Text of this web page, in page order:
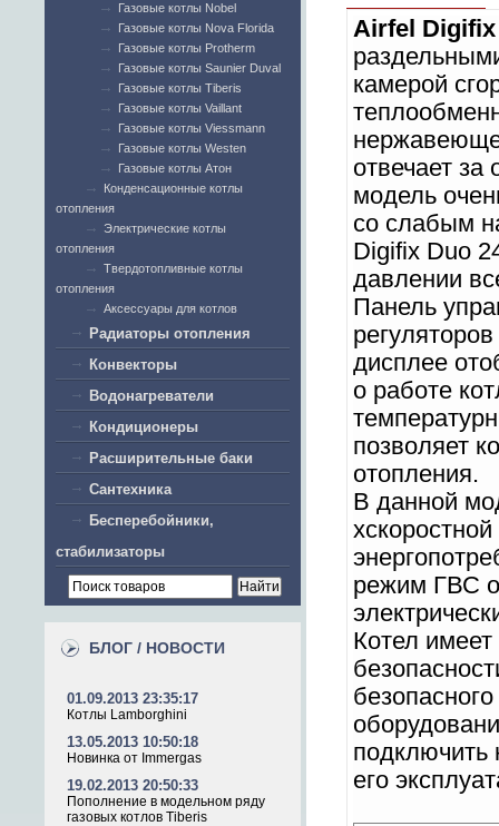
Газовые котлы Nobel
Газовые котлы Nova Florida
Газовые котлы Protherm
Газовые котлы Saunier Duval
Газовые котлы Tiberis
Газовые котлы Vaillant
Газовые котлы Viessmann
Газовые котлы Westen
Газовые котлы Атон
Конденсационные котлы
отопления
Электрические котлы
отопления
Твердотопливные котлы
отопления
Аксессуары для котлов
Радиаторы отопления
Конвекторы
Водонагреватели
Кондиционеры
Расширительные баки
Сантехника
Бесперебойники,
стабилизаторы
БЛОГ / НОВОСТИ
01.09.2013 23:35:17
Котлы Lamborghini
13.05.2013 10:50:18
Новинка от Immergas
19.02.2013 20:50:33
Пополнение в модельном ряду
газовых котлов Tiberis
Airfel Digifix
камерой
отвечает
модель
со слабым
Digifix Duo
давлении
Панель
дисплее
о работе
позволяет
отопления.
В данной
режим ГВС
Котел
подключить
его